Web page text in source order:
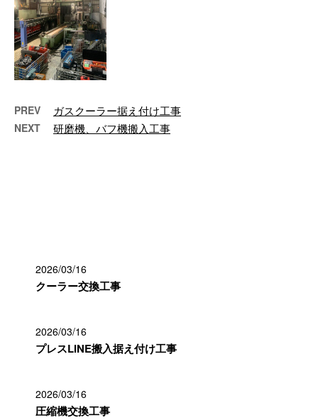
PREV ガスクーラー据え付け工事
NEXT 研磨機、バフ機搬入工事
2026/03/16
クーラー交換工事
2026/03/16
プレスLINE搬入据え付け工事
2026/03/16
圧縮機交換工事